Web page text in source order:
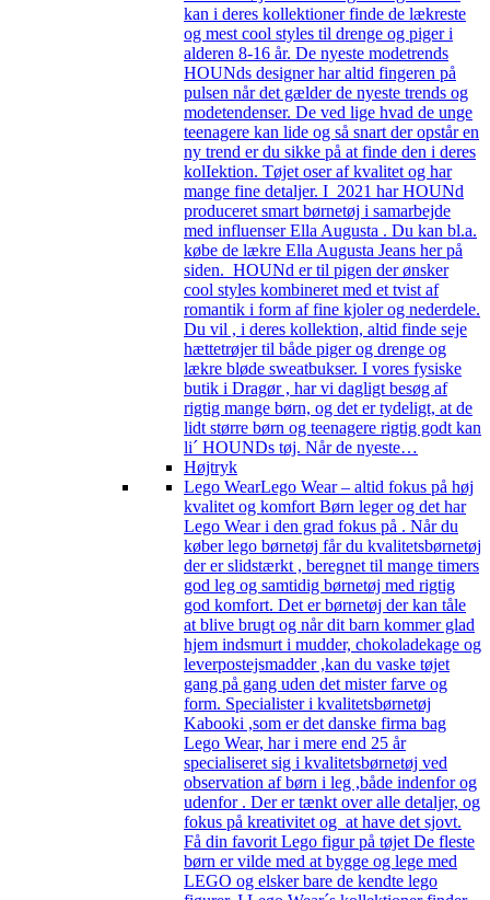
kan i deres kollektioner finde de lækreste
og mest cool styles til drenge og piger i
alderen 8-16 år. De nyeste modetrends
HOUNds designer har altid fingeren på
pulsen når det gælder de nyeste trends og
modetendenser. De ved lige hvad de unge
teenagere kan lide og så snart der opstår en
ny trend er du sikke på at finde den i deres
kolIektion. Tøjet oser af kvalitet og har
mange fine detaljer. I 2021 har HOUNd
produceret smart børnetøj i samarbejde
med influenser Ella Augusta . Du kan bl.a.
købe de lækre Ella Augusta Jeans her på
siden. HOUNd er til pigen der ønsker
cool styles kombineret med et tvist af
romantik i form af fine kjoler og nederdele.
Du vil , i deres kollektion, altid finde seje
hættetrøjer til både piger og drenge og
lækre bløde sweatbukser. I vores fysiske
butik i Dragør , har vi dagligt besøg af
rigtig mange børn, og det er tydeligt, at de
lidt større børn og teenagere rigtig godt kan
li´ HOUNDs tøj. Når de nyeste…
Højtryk
Lego WearLego Wear – altid fokus på høj
kvalitet og komfort Børn leger og det har
Lego Wear i den grad fokus på . Når du
køber lego børnetøj får du kvalitetsbørnetøj
der er slidstærkt , beregnet til mange timers
god leg og samtidig børnetøj med rigtig
god komfort. Det er børnetøj der kan tåle
at blive brugt og når dit barn kommer glad
hjem indsmurt i mudder, chokoladekage og
leverpostejsmadder ,kan du vaske tøjet
gang på gang uden det mister farve og
form. Specialister i kvalitetsbørnetøj
Kabooki ,som er det danske firma bag
Lego Wear, har i mere end 25 år
specialiseret sig i kvalitetsbørnetøj ved
observation af børn i leg ,både indenfor og
udenfor . Der er tænkt over alle detaljer, og
fokus på kreativitet og at have det sjovt.
Få din favorit Lego figur på tøjet De fleste
børn er vilde med at bygge og lege med
LEGO og elsker bare de kendte lego